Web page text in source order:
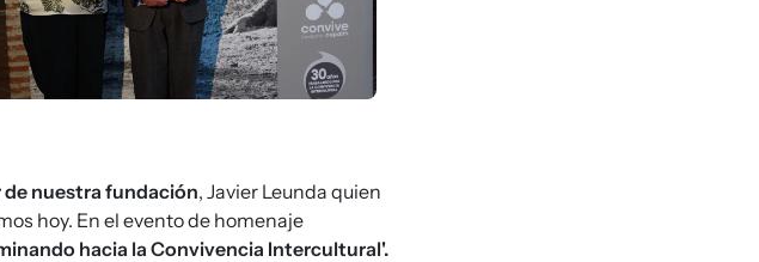
de nuestra fundación, Javier Leunda quien
hoy. En el evento de homenaje
hacia la Convivencia Intercultural'.